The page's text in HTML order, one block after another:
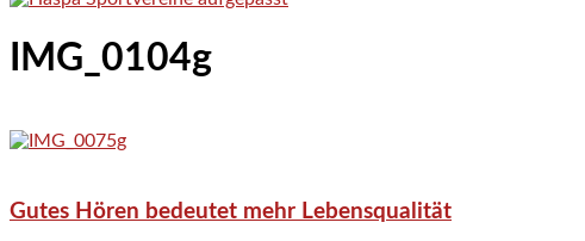
IMG_0104g
Gutes Hören bedeutet mehr Lebensqualität